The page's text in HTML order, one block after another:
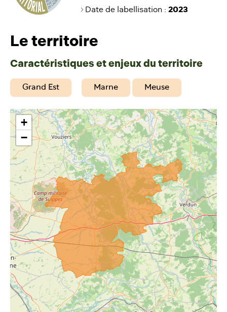
Date de labellisation : 2023
Le territoire
Caractéristiques et enjeux du territoire
Grand Est Marne Meuse
+
−